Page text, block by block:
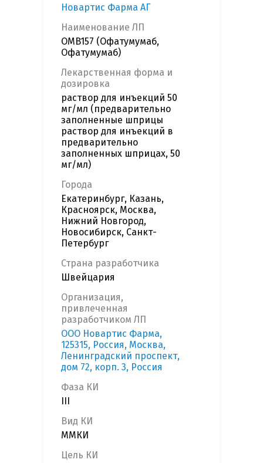
Новартис Фарма АГ
Наименование ЛП
OMB157 (Офатумумаб,
Офатумумаб)
Лекарственная форма и
дозировка
раствор для инъекций 50
мг/мл (предварительно
заполненные шприцы
раствор для инъекций в
предварительно
заполненных шприцах, 50
мг/мл)
Города
Екатеринбург, Казань,
Красноярск, Москва,
Нижний Новгород,
Новосибирск, Санкт-
Петербург
Страна разработчика
Швейцария
Организация,
привлеченная
разработчиком ЛП
OOO Новартис Фарма,
125315, Россия, Москва,
Ленинградский проспект,
дом 72, корп. 3, Россия
Фаза КИ
Вид КИ
ММКИ
Цель КИ